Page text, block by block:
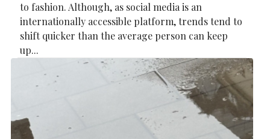
to fashion. Although, as social media is an
internationally accessible platform, trends tend to
shift quicker than the average person can keep
up...